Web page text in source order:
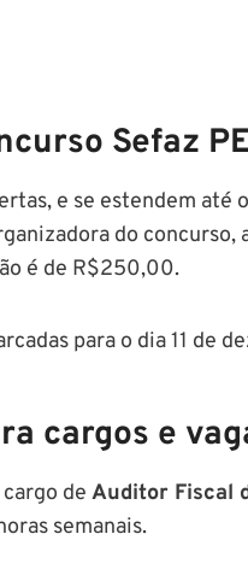
Sefaz
e se estendem até
do concurso,
é de R$250,00.
para o dia 11 de
cargos e
de Auditor Fiscal
semanais.